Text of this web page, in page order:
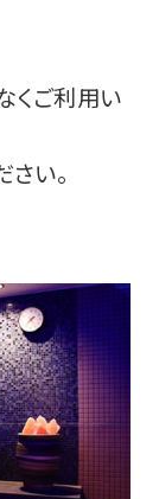
くご利用い
い。